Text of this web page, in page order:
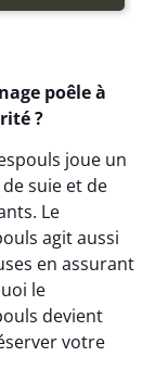
poêle à
?
joue un
suie et de
Le
agit aussi
en assurant
le
devient
votre